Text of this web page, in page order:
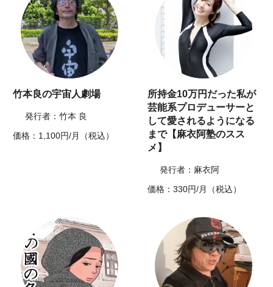
竹本良の宇宙人劇場
発行者：竹本 良
価格：1,100円/月（税込）
所持金10万円だった私が
芸能系プロデューサーと
して愛されるようになる
まで【麻衣阿塾のスス
メ】
発行者：麻衣阿
価格：330円/月（税込）